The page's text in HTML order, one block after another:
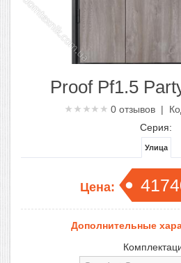
Proof Pf1.5
0отзывов |
Серия:
Улица
Цена:
Дополнительные